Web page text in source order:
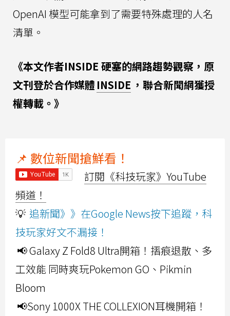
OpenAI 模型可能拿到了需要特殊處理的人名
清單。
《本文作者INSIDE 硬塞的網路趨勢觀察，原
文刊登於合作媒體 INSIDE ，聯合新聞網獲授
權轉載。》
📌 數位新聞搶鮮看！
訂閱《科技玩家》YouTube
頻道！
💡 追新聞》》在Google News按下追蹤，科
技玩家好文不漏接！
📢 Galaxy Z Fold8 Ultra開箱！摺痕退散、多
工效能 同時爽玩Pokemon GO、Pikmin
Bloom
📢Sony 1000X THE COLLEXION耳機開箱！